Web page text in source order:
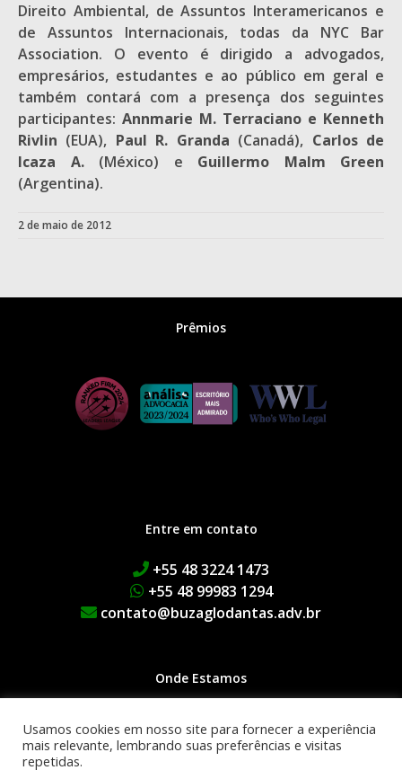
Direito Ambiental, de Assuntos Interamericanos e
de Assuntos Internacionais, todas da NYC Bar
Association. O evento é dirigido a advogados,
empresários, estudantes e ao público em geral e
também contará com a presença dos seguintes
participantes: Annmarie M. Terraciano e Kenneth
Rivlin (EUA), Paul R. Granda (Canadá), Carlos de
Icaza A.(México) e Guillermo Malm Green
(Argentina).
2 de maio de 2012
Prêmios
Entre em contato
+55 48 3224 1473
+55 48 99983 1294
contato@buzaglodantas.adv.br
Onde Estamos
Rua Adolfo Melo, 38 | Centro
Edifício Executive Manhattan
Usamos cookies em nosso site para fornecer a experiência
mais relevante, lembrando suas preferências e visitas
repetidas.